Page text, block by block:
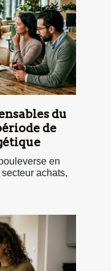
du
de
en
achats,